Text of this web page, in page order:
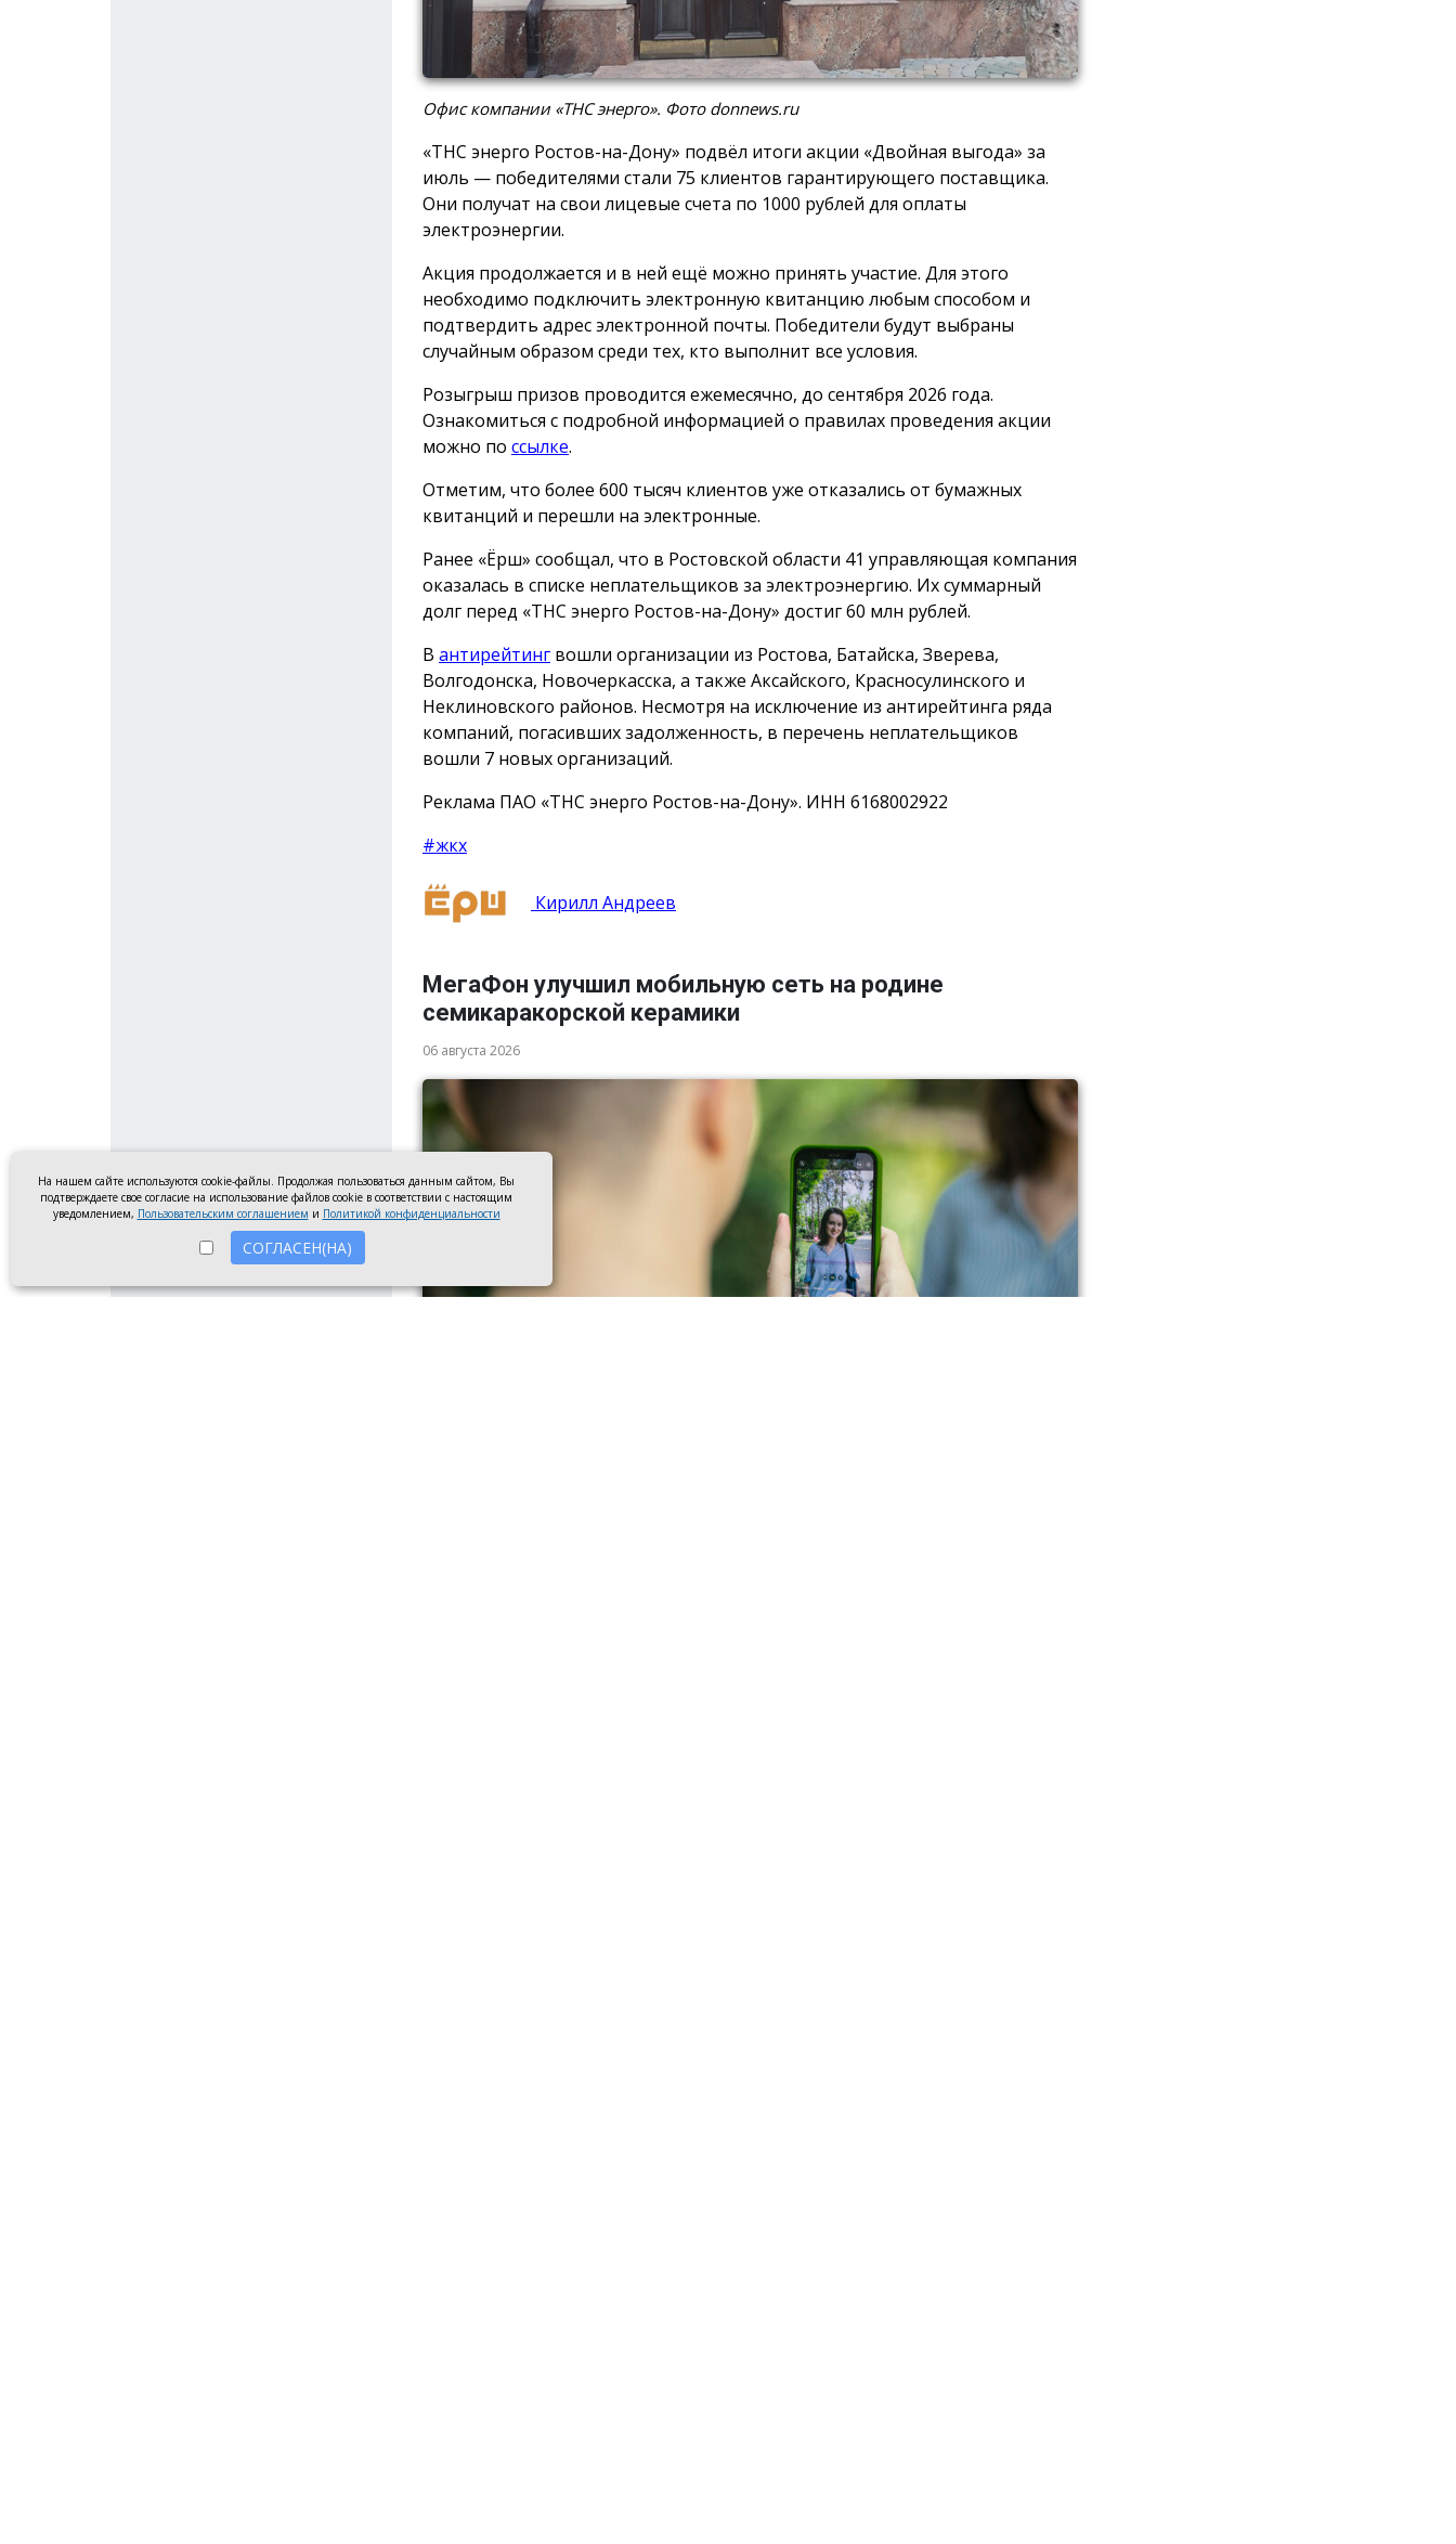
Офис компании «ТНС энерго». Фото donnews.ru
«ТНС энерго Ростов-на-Дону» подвёл итоги акции «Двойная выгода» за
июль — победителями стали 75 клиентов гарантирующего поставщика.
Они получат на свои лицевые счета по 1000 рублей для оплаты
электроэнергии.
Акция продолжается и в ней ещё можно принять участие. Для этого
необходимо подключить электронную квитанцию любым способом и
подтвердить адрес электронной почты. Победители будут выбраны
случайным образом среди тех, кто выполнит все условия.
Розыгрыш призов проводится ежемесячно, до сентября 2026 года.
Ознакомиться с подробной информацией о правилах проведения акции
можно по ссылке.
Отметим, что более 600 тысяч клиентов уже отказались от бумажных
квитанций и перешли на электронные.
Ранее «Ёрш» сообщал, что в Ростовской области 41 управляющая компания
оказалась в списке неплательщиков за электроэнергию. Их суммарный
долг перед «ТНС энерго Ростов-на-Дону» достиг 60 млн рублей.
В антирейтинг вошли организации из Ростова, Батайска, Зверева,
Волгодонска, Новочеркасска, а также Аксайского, Красносулинского и
Неклиновского районов. Несмотря на исключение из антирейтинга ряда
компаний, погасивших задолженность, в перечень неплательщиков
вошли 7 новых организаций.
Реклама ПАО «ТНС энерго Ростов-на-Дону». ИНН 6168002922
#жкх
Кирилл Андреев
МегаФон улучшил мобильную сеть на родине
семикаракорской керамики
06 августа 2026
На нашем сайте используются cookie-файлы. Продолжая пользоваться данным сайтом, Вы
подтверждаете свое согласие на использование файлов cookie в соответствии с настоящим
уведомлением, Пользовательским соглашением и Политикой конфиденциальности
СОГЛАСЕН(НА)